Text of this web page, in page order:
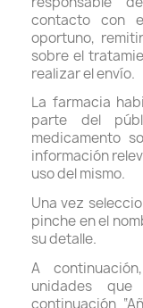
contacto con
oportuno,
sobre el
realizar el envío.
La farmacia
parte del
medicamento
información
uso del mismo.
Una vez
pinche en el
su detalle.
A
unidades
continuación